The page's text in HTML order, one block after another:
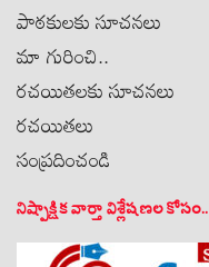
పాఠకులకు సూచనలు
మా గురించి..
రచయితలకు సూచనలు
రచయితలు
సంప్రదించండి
నిష్పాక్షిక వార్తా విశ్లేషణల కోసం..